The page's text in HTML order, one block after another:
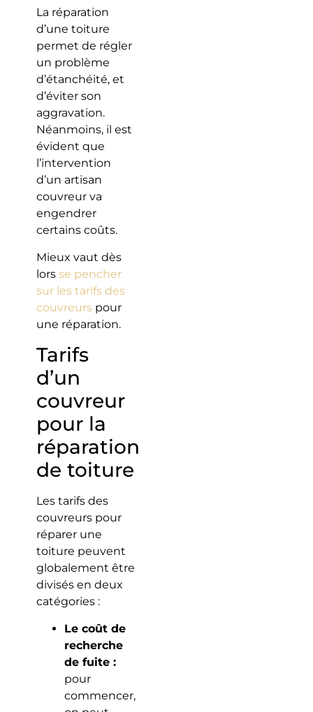
La réparation
d’une toiture
permet de régler
un problème
d’étanchéité, et
d’éviter son
aggravation.
Néanmoins, il est
évident que
l’intervention
d’un artisan
couvreur va
engendrer
certains coûts.
Mieux vaut dès
lors se pencher
sur les tarifs des
couvreurspour
une réparation.
Tarifs
d’un
couvreur
pour la
réparation
de toiture
Les tarifs des
couvreurs pour
réparer une
toiture peuvent
globalement être
divisés en deux
catégories :
Le coût de
recherche
de fuite :
pour
commencer,